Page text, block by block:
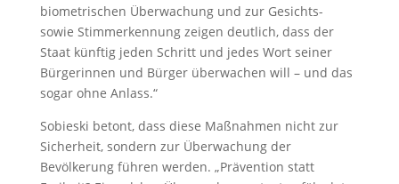
biometrischen Überwachung und zur Gesichts-
sowie Stimmerkennung zeigen deutlich, dass der
Staat künftig jeden Schritt und jedes Wort seiner
Bürgerinnen und Bürger überwachen will – und das
sogar ohne Anlass.“
Sobieski betont, dass diese Maßnahmen nicht zur
Sicherheit, sondern zur Überwachung der
Bevölkerung führen werden. „Prävention statt